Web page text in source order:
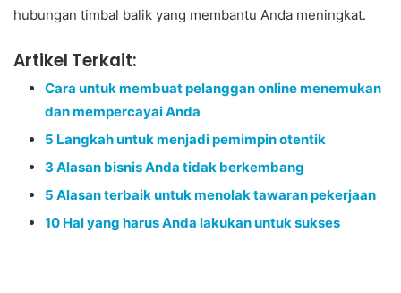
hubungan timbal balik yang membantu Anda meningkat.
Artikel Terkait:
Cara untuk membuat pelanggan online menemukan
dan mempercayai Anda
5 Langkah untuk menjadi pemimpin otentik
3 Alasan bisnis Anda tidak berkembang
5 Alasan terbaik untuk menolak tawaran pekerjaan
10 Hal yang harus Anda lakukan untuk sukses